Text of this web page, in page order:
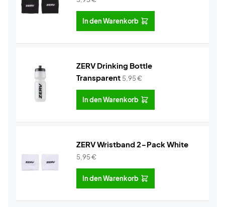
In den Warenkorb
ZERV Drinking Bottle
Transparent 5,95€
In den Warenkorb
ZERV Wristband 2-Pack White
5,95€
In den Warenkorb